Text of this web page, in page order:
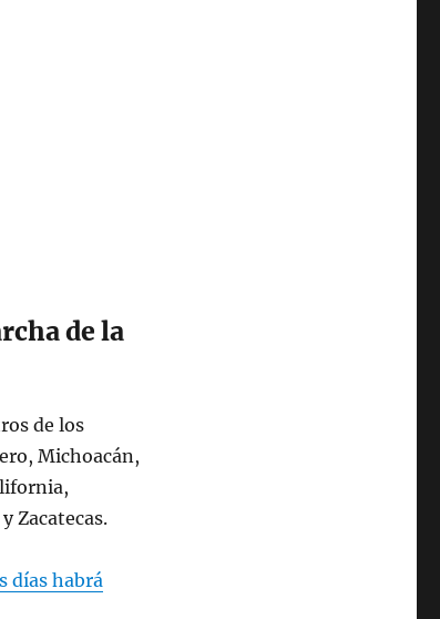
de la
de los
Michoacán,
Zacatecas.
días habrá